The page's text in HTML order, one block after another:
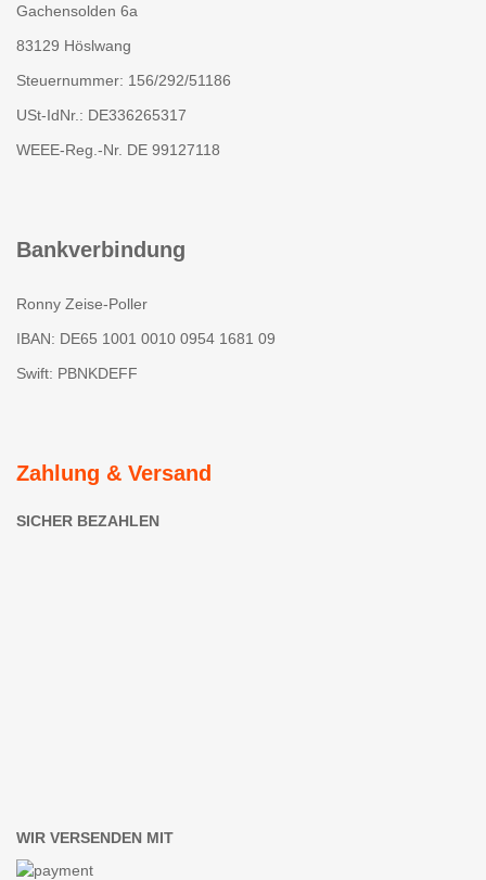
Gachensolden 6a
83129 Höslwang
Steuernummer: 156/292/51186
USt-IdNr.: DE336265317
WEEE-Reg.-Nr. DE 99127118
Bankverbindung
Ronny Zeise-Poller
IBAN: DE65 1001 0010 0954 1681 09
Swift: PBNKDEFF
Zahlung & Versand
SICHER BEZAHLEN
WIR VERSENDEN MIT